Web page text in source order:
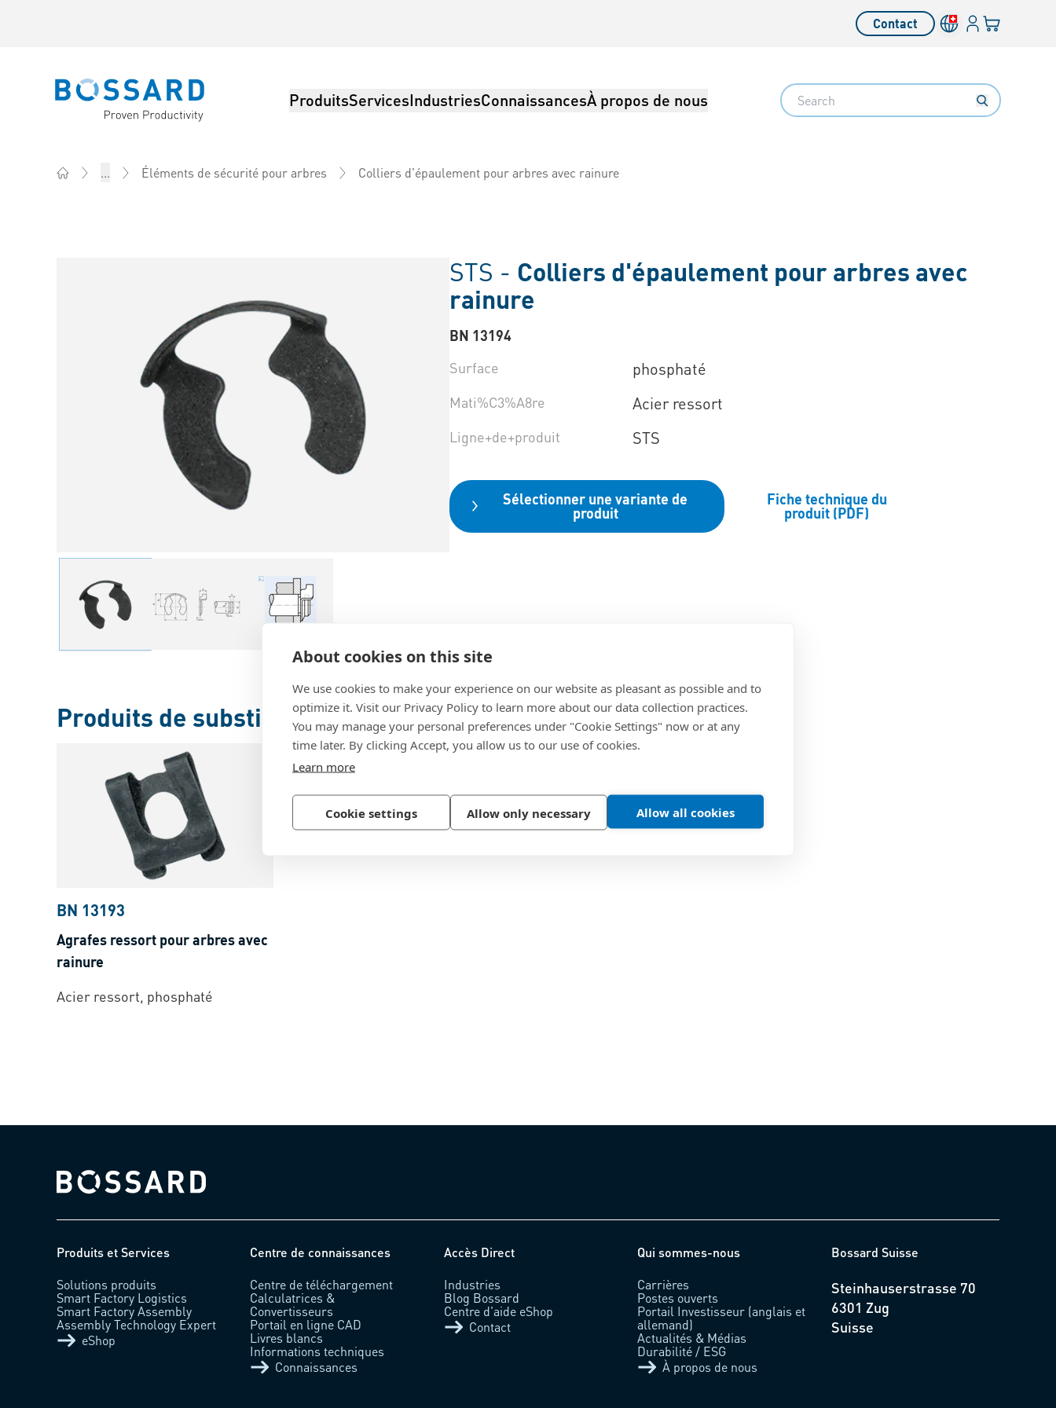
About cookies on this site
We use cookies to make your experience on our website as pleasant as possible and to
optimize it. Visit our Privacy Policy to learn more about our data collection practices.
You may manage your personal preferences under "Cookie Settings" now or at any
time later. By clicking Accept, you allow us to our use of cookies.
Learn more
Cookie settings Allow only necessary Allow all cookies
Contact Connexion
Votre panier
Bossard homepage ProduitsServicesIndustriesConnaissancesÀ propos de nous Search
... Éléments de sécurité pour arbres Colliers d'épaulement pour arbres avec rainure
STS - Colliers d'épaulement pour arbres avec
rainure
BN 13194
Surface
phosphaté
Mati%C3%A8re Acier ressort
Ligne+de+produit STS
Sélectionner une variante de
produit
Fiche technique du
produit (PDF)
Produits de substitution
BN 13193
Agrafes ressort pour arbres avec
rainure
Acier ressort, phosphaté
Bossard homepage
Produits et Services
Solutions produits
Smart Factory Logistics
Smart Factory Assembly
Assembly Technology Expert
eShop
Centre de connaissances
Centre de téléchargement
Calculatrices &
Convertisseurs
Portail en ligne CAD
Livres blancs
Informations techniques
Connaissances
Accès Direct
Industries
Blog Bossard
Centre d'aide eShop
Contact
Qui sommes-nous
Carrières
Postes ouverts
Portail Investisseur (anglais et
allemand)
Actualités & Médias
Durabilité / ESG
À propos de nous
Bossard Suisse
Steinhauserstrasse 70
6301 Zug
Suisse